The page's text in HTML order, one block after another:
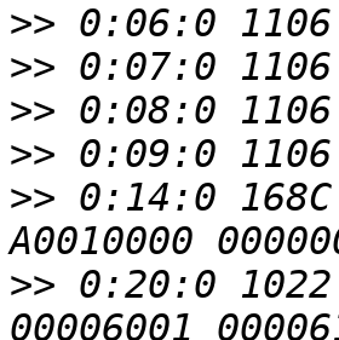
>>
>>
>>
>>
>> 0:14:0
>> 0:20:0 1022